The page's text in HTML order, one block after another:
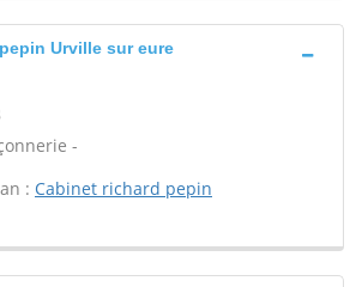
Urville sur eure
-
: Cabinet richard pepin